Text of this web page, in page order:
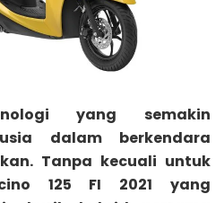
yang semakin
dalam berkendara
Tanpa kecuali untuk
125 FI 2021 yang